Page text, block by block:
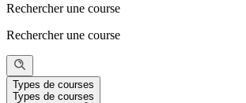
Rechercher une course
Rechercher une course
Types de courses
Types de courses